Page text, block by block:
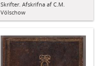
Skrifter. Afskrifna af C.M.
Völschow